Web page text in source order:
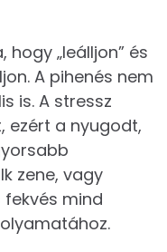
„leálljon” és
A pihenés nem
is. A stressz
ezért a nyugodt,
zene, vagy
mind